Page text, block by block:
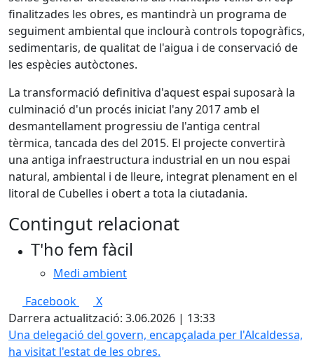
finalitzades les obres, es mantindrà un programa de
seguiment ambiental que inclourà controls topogràfics,
sedimentaris, de qualitat de l'aigua i de conservació de
les espècies autòctones.
La transformació definitiva d'aquest espai suposarà la
culminació d'un procés iniciat l'any 2017 amb el
desmantellament progressiu de l'antiga central
tèrmica, tancada des del 2015. El projecte convertirà
una antiga infraestructura industrial en un nou espai
natural, ambiental i de lleure, integrat plenament en el
litoral de Cubelles i obert a tota la ciutadania.
Contingut relacionat
T'ho fem fàcil
Medi ambient
Facebook
X
Darrera actualització: 3.06.2026 | 13:33
Una delegació del govern, encapçalada per l'Alcaldessa,
ha visitat l'estat de les obres.